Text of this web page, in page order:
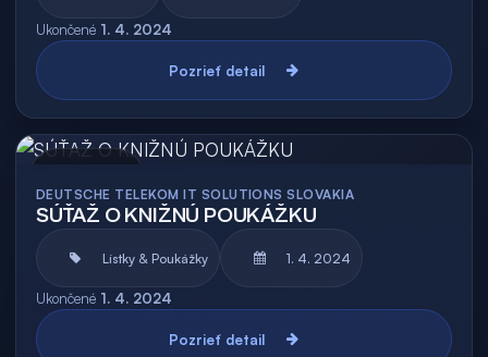
Ukončené 1. 4. 2024
Pozrieť detail
DEUTSCHE TELEKOM IT SOLUTIONS SLOVAKIA
SÚŤAŽ O KNIŽNÚ POUKÁŽKU
Lístky & Poukážky 1. 4. 2024
Ukončené 1. 4. 2024
Pozrieť detail